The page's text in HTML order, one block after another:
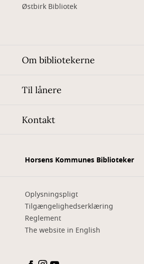
Østbirk Bibliotek
Om bibliotekerne
Til lånere
Kontakt
Horsens Kommunes Biblioteker
Oplysningspligt
Tilgængelighedserklæring
Reglement
The website in English